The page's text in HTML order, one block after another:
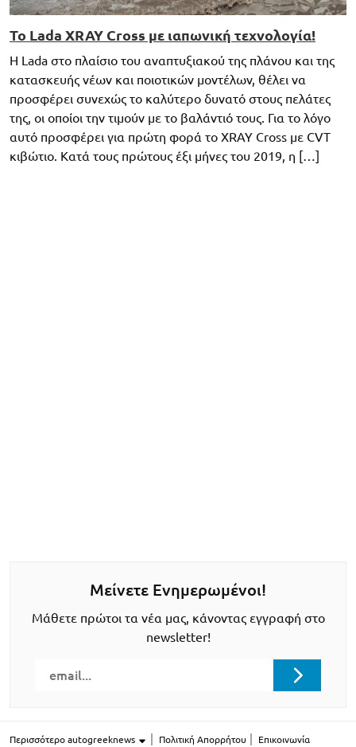
To Lada XRAY Cross με ιαπωνική τεχνολογία!
Η Lada στο πλαίσιο του αναπτυξιακού της πλάνου και της
κατασκευής νέων και ποιοτικών μοντέλων, θέλει να
προσφέρει συνεχώς το καλύτερο δυνατό στους πελάτες
της, οι οποίοι την τιμούν με το βαλάντιό τους. Για το λόγο
αυτό προσφέρει για πρώτη φορά το XRAY Cross με CVT
κιβώτιο. Κατά τους πρώτους έξι μήνες του 2019, η […]
Μείνετε Ενημερωμένοι!
Μάθετε πρώτοι τα νέα μας, κάνοντας εγγραφή στο
newsletter!
Περισσότερο autogreeknews Πολιτική Απορρήτου Επικοινωνία